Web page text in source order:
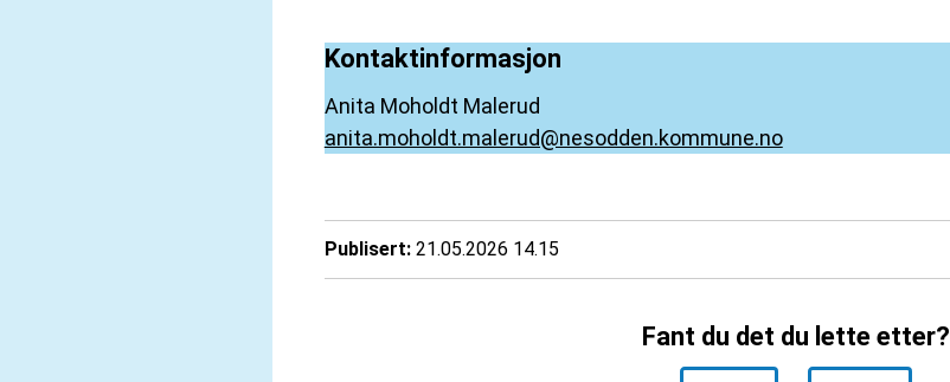
Kontaktinformasjon
Anita Moholdt Malerud
anita.moholdt.malerud@nesodden.kommune.no
Publisert 21.05.2026 14.15
Fant du det du lette etter?